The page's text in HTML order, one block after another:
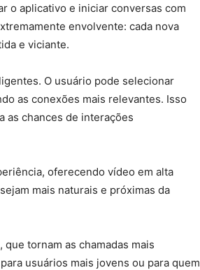
o aplicativo e iniciar conversas com
envolvente: cada nova
e viciante.
O usuário pode selecionar
as conexões mais relevantes. Isso
as chances de interações
oferecendo vídeo em alta
mais naturais e próximas da
tornam as chamadas mais
usuários mais jovens ou para quem